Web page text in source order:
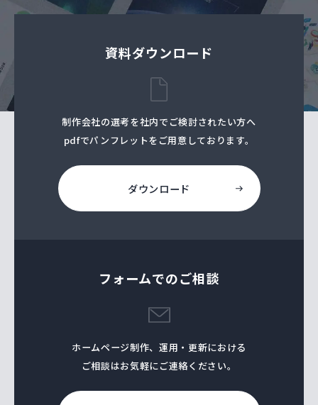
資料ダウンロード
制作会社の選考を社内でご検討されたい⽅へ
pdfでパンフレットをご⽤意しております。
ダウンロード
フォームでのご相談
ホームページ制作、運⽤・更新における
ご相談はお気軽にご連絡ください。